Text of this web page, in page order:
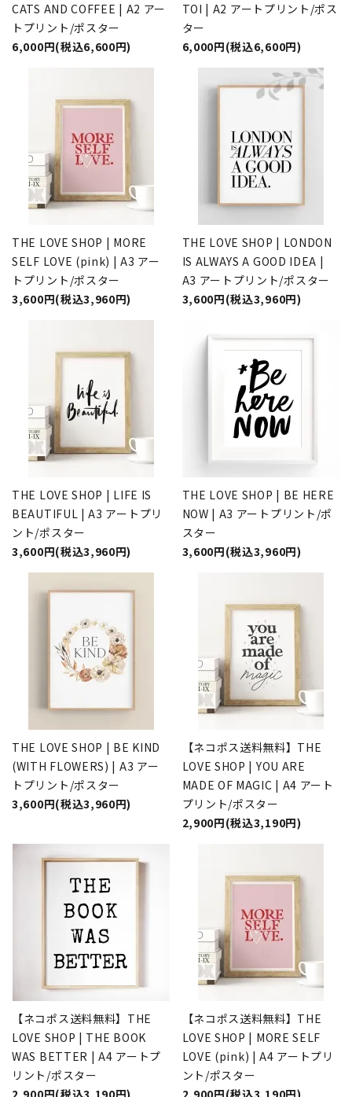
CATS AND COFFEE | A2 アー
トプリント/ポスター
6,000円(税込6,600円)
TOI | A2 アートプリント/ポス
ター
6,000円(税込6,600円)
THE LOVE SHOP | MORE
SELF LOVE (pink) | A3 アー
トプリント/ポスター
3,600円(税込3,960円)
THE LOVE SHOP | LONDON
IS ALWAYS A GOOD IDEA |
A3 アートプリント/ポスター
3,600円(税込3,960円)
THE LOVE SHOP | LIFE IS
BEAUTIFUL | A3 アートプリ
ント/ポスター
3,600円(税込3,960円)
THE LOVE SHOP | BE HERE
NOW | A3 アートプリント/ポ
スター
3,600円(税込3,960円)
THE LOVE SHOP | BE KIND
(WITH FLOWERS) | A3 アー
トプリント/ポスター
3,600円(税込3,960円)
【ネコポス送料無料】THE
LOVE SHOP | YOU ARE
MADE OF MAGIC | A4 アート
プリント/ポスター
2,900円(税込3,190円)
【ネコポス送料無料】THE
LOVE SHOP | THE BOOK
WAS BETTER | A4 アートプ
リント/ポスター
2,900円(税込3,190円)
【ネコポス送料無料】THE
LOVE SHOP | MORE SELF
LOVE (pink) | A4 アートプリ
ント/ポスター
2,900円(税込3,190円)